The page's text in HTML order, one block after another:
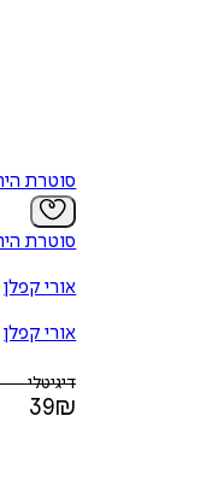
סוטרת
סוטרת
אורי קפלן
אורי קפלן
דיגיטלי
39₪